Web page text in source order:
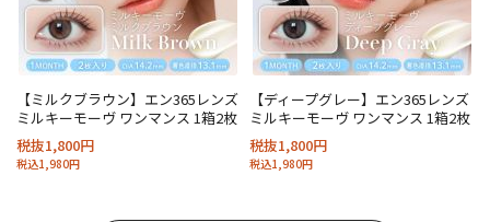
【ミルクブラウン】エン365レンズ
ミルキーモーヴ ワンマンス 1箱2枚
税抜1,800円
税込1,980円
【ディープグレー】エン365レンズ
ミルキーモーヴ ワンマンス 1箱2枚
税抜1,800円
税込1,980円